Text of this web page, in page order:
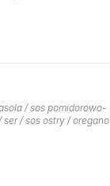
/ sos pomidorowo-
ser / sos ostry / oregano